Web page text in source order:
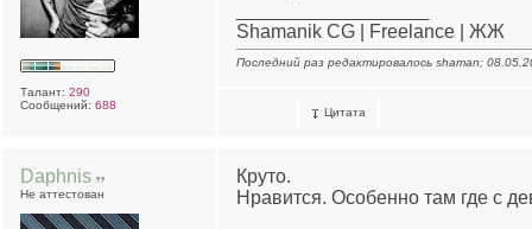
Талант: 290
Сообщений: 688
Shamanik CG | Freelance | ЖЖ
Последний раз редактировалось shaman;
Цитата
Daphnis
Не аттестован
Круто.
Нравится. Особенно там где с